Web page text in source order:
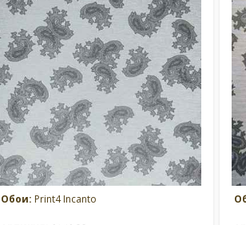
Обои: Print4 Incanto